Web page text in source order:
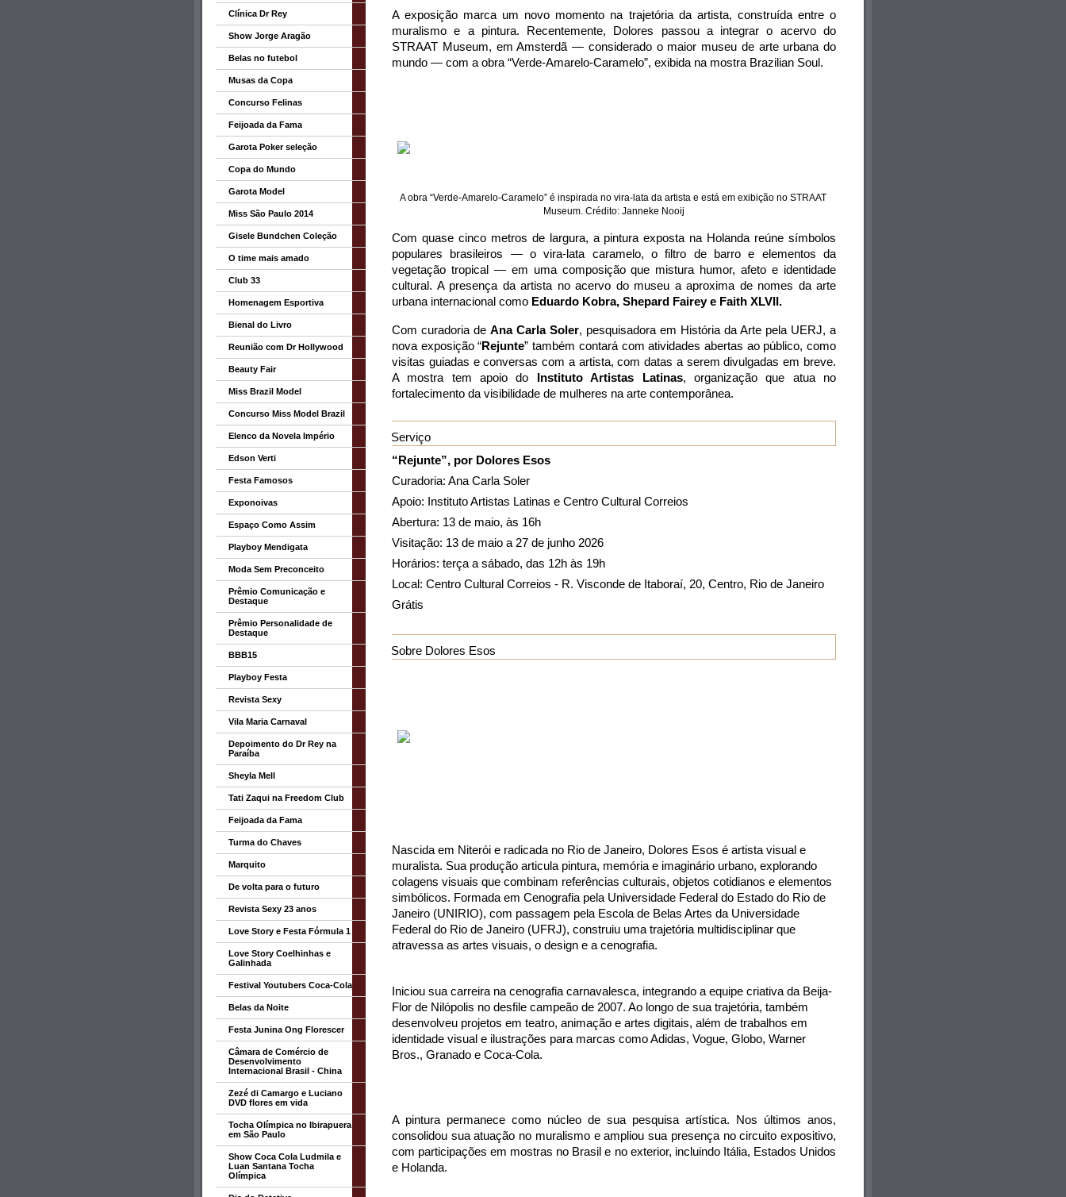
A exposição marca um novo momento na trajetória da artista, construída entre o
muralismo e a pintura. Recentemente, Dolores passou a integrar o acervo do
STRAAT Museum, em Amsterdã — considerado o maior museu de arte urbana do
mundo — com a obra “Verde-Amarelo-Caramelo”, exibida na mostra Brazilian Soul.
A obra “Verde-Amarelo-Caramelo” é inspirada no vira-lata da artista e está em exibição no STRAAT
Museum. Crédito: Janneke Nooij
Com quase cinco metros de largura, a pintura exposta na Holanda reúne símbolos
populares brasileiros — o vira-lata caramelo, o filtro de barro e elementos da
vegetação tropical — em uma composição que mistura humor, afeto e identidade
cultural. A presença da artista no acervo do museu a aproxima de nomes da arte
urbana internacional como Eduardo Kobra, Shepard Fairey e Faith XLVII.
Com curadoria de Ana Carla Soler, pesquisadora em História da Arte pela UERJ, a
nova exposição “Rejunte” também contará com atividades abertas ao público, como
visitas guiadas e conversas com a artista, com datas a serem divulgadas em breve.
A mostra tem apoio do
Instituto Artistas Latinas,
organização que atua no
fortalecimento da visibilidade de mulheres na arte contemporânea.
Serviço
“Rejunte”, por Dolores Esos
Curadoria: Ana Carla Soler
Apoio: Instituto Artistas Latinas e Centro Cultural Correios
Abertura: 13 de maio, às 16h
Visitação: 13 de maio a 27 de junho 2026
Horários: terça a sábado, das 12h às 19h
Local: Centro Cultural Correios - R. Visconde de Itaboraí, 20, Centro, Rio de Janeiro
Grátis
Sobre Dolores Esos
Nascida em Niterói e radicada no Rio de Janeiro, Dolores Esos é artista visual e
muralista. Sua produção articula pintura, memória e imaginário urbano, explorando
colagens visuais que combinam referências culturais, objetos cotidianos e elementos
simbólicos. Formada em Cenografia pela Universidade Federal do Estado do Rio de
Janeiro (UNIRIO), com passagem pela Escola de Belas Artes da Universidade
Federal do Rio de Janeiro (UFRJ), construiu uma trajetória multidisciplinar que
atravessa as artes visuais, o design e a cenografia.
Iniciou sua carreira na cenografia carnavalesca, integrando a equipe criativa da Beija-
Flor de Nilópolis no desfile campeão de 2007. Ao longo de sua trajetória, também
desenvolveu projetos em teatro, animação e artes digitais, além de trabalhos em
identidade visual e ilustrações para marcas como Adidas, Vogue, Globo, Warner
Bros., Granado e Coca-Cola.
A pintura permanece como núcleo de sua pesquisa artística. Nos últimos anos,
consolidou sua atuação no muralismo e ampliou sua presença no circuito expositivo,
com participações em mostras no Brasil e no exterior, incluindo Itália, Estados Unidos
e Holanda.
Clínica Dr Rey
Show Jorge Aragão
Belas no futebol
Musas da Copa
Concurso Felinas
Feijoada da Fama
Garota Poker seleção
Copa do Mundo
Garota Model
Miss São Paulo 2014
Gisele Bundchen Coleção
O time mais amado
Club 33
Homenagem Esportiva
Bienal do Livro
Reunião com Dr Hollywood
Beauty Fair
Miss Brazil Model
Concurso Miss Model Brazil
Elenco da Novela Império
Edson Verti
Festa Famosos
Exponoivas
Espaço Como Assim
Playboy Mendigata
Moda Sem Preconceito
Prêmio Comunicação e
Destaque
Prêmio Personalidade de
Destaque
BBB15
Playboy Festa
Revista Sexy
Vila Maria Carnaval
Depoimento do Dr Rey na
Paraíba
Sheyla Mell
Tati Zaqui na Freedom Club
Feijoada da Fama
Turma do Chaves
Marquito
De volta para o futuro
Revista Sexy 23 anos
Love Story e Festa Fórmula 1
Love Story Coelhinhas e
Galinhada
Festival Youtubers Coca-Cola
Belas da Noite
Festa Junina Ong Florescer
Câmara de Comércio de
Desenvolvimento
Internacional Brasil - China
Zezé di Camargo e Luciano
DVD flores em vida
Tocha Olímpica no Ibirapuera
em São Paulo
Show Coca Cola Ludmila e
Luan Santana Tocha
Olímpica